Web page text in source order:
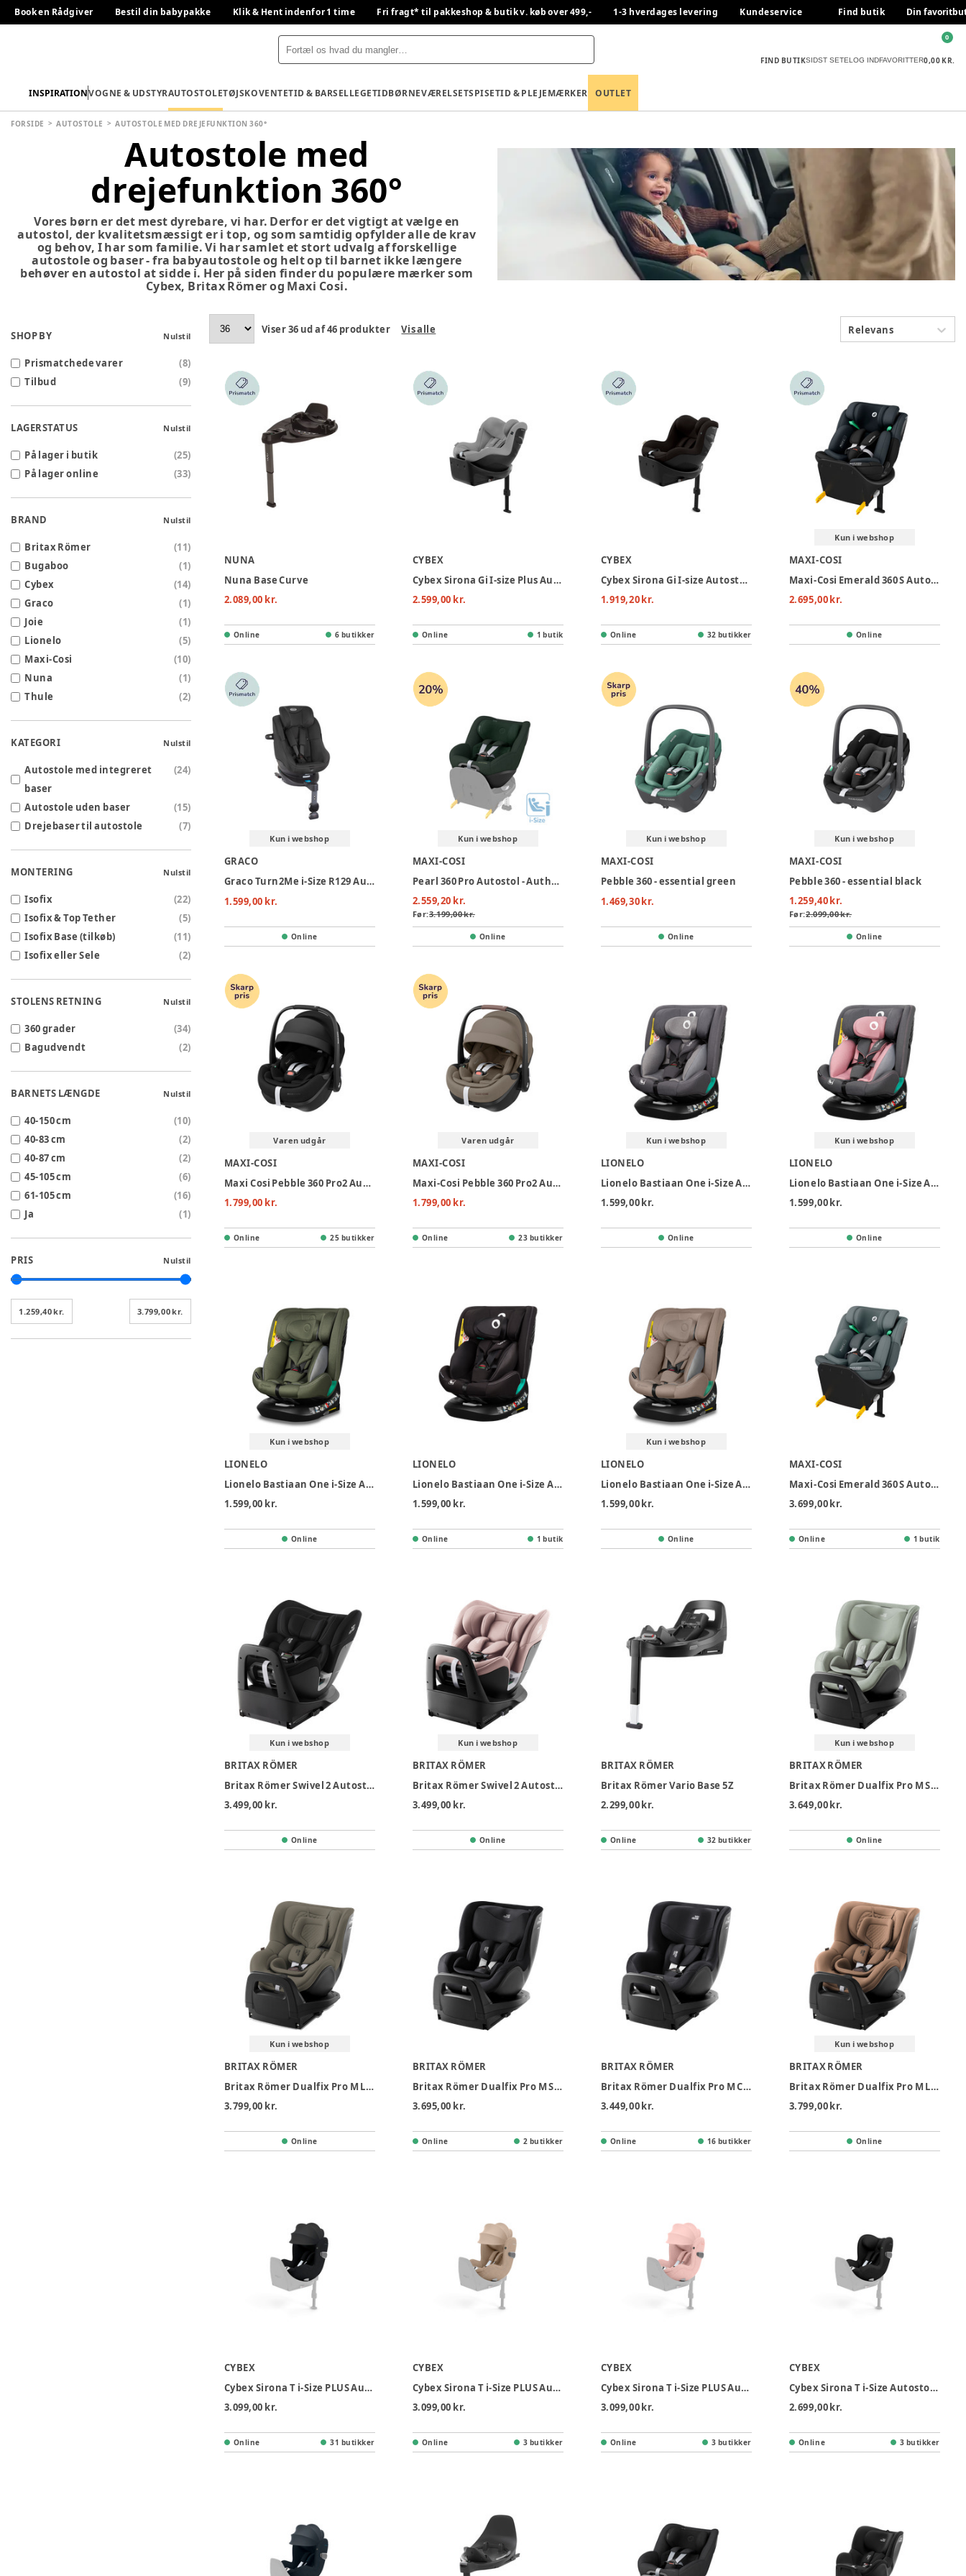
Book en Rådgiver Bestil din babypakke Klik & Hent indenfor 1 time Fri fragt* til pakkeshop & butik v. køb over 499,- 1-3 hverdages levering Kundeservice Find butik Din
FIND BUTIKSIDST SETELOG INDFAVORITTER0,00 KR.
0
INSPIRATIONVOGNE & UDSTYRAUTOSTOLETØJSKOVENTETID & BARSELLEGETIDBØRNEVÆRELSETSPISETID & PLEJEMÆRKER OUTLET
FORSIDE AUTOSTOLE AUTOSTOLE MED DREJEFUNKTION 360°
Autostole med
drejefunktion 360°
Vores børn er det mest dyrebare, vi har. Derfor er det vigtigt at vælge en
autostol, der kvalitetsmæssigt er i top, og som samtidig opfylder alle de krav
og behov, I har som familie. Vi har samlet et stort udvalg af forskellige
autostole og baser - fra babyautostole og helt op til barnet ikke længere
behøver en autostol at sidde i. Her på siden finder du populære mærker som
Cybex, Britax Römer og Maxi Cosi.
SHOP BY Nulstil
Prismatchede varer (8)
Tilbud
(9)
LAGERSTATUS Nulstil
På lager i butik (25)
På lager online
(33)
BRAND Nulstil
Britax Römer (11)
Bugaboo
(1)
Cybex
(14)
Graco
(1)
Joie
(1)
Lionelo
(5)
Maxi-Cosi
(10)
Nuna
(1)
Thule
(2)
KATEGORI Nulstil
Autostole med integreret
baser
(24)
Autostole uden baser (15)
Drejebaser til autostole
(7)
MONTERING Nulstil
Isofix (22)
Isofix & Top Tether
(5)
Isofix Base (tilkøb)
(11)
Isofix eller Sele
(2)
STOLENS RETNING Nulstil
360 grader (34)
Bagudvendt
(2)
BARNETS LÆNGDE Nulstil
40-150 cm (10)
40-83 cm
(2)
40-87 cm
(2)
45-105 cm
(6)
61-105 cm
(16)
Ja
(1)
PRIS Nulstil
1.259,40 kr. 3.799,00 kr.
Viser36 ud af46 produkter Vis alle Relevans
NUNA
Nuna Base Curve
2.089,00 kr.
Online 6 butikker
CYBEX
Cybex Sirona Gi I-size Plus Autostol - Stone Grey
2.599,00 kr.
Online 1 butik
CYBEX
Cybex Sirona Gi I-size Autostol - Magic Black
1.919,20 kr.
Online 32 butikker
Kun i webshop
MAXI-COSI
Maxi-Cosi Emerald 360 S Autostol - Tonal Black
2.695,00 kr.
Online
Kun i webshop
GRACO
Graco Turn2Me i-Size R129 Autostol - Midnight
1.599,00 kr.
Online
Kun i webshop
MAXI-COSI
Pearl 360 Pro Autostol - Authentic Green
2.559,20 kr.
Før:3.199,00 kr.
Online
Kun i webshop
MAXI-COSI
Pebble 360 - essential green
1.469,30 kr.
Online
Kun i webshop
MAXI-COSI
Pebble 360 - essential black
1.259,40 kr.
Før:2.099,00 kr.
Online
Varen udgår
MAXI-COSI
Maxi Cosi Pebble 360 Pro2 Autostol - Twillic Black
1.799,00 kr.
Online 25 butikker
Varen udgår
MAXI-COSI
Maxi-Cosi Pebble 360 Pro2 Autostol - Twillic Truffle
1.799,00 kr.
Online 23 butikker
Kun i webshop
LIONELO
Lionelo Bastiaan One i-Size Autostol - Grey Stone
1.599,00 kr.
Online
Kun i webshop
LIONELO
Lionelo Bastiaan One i-Size Autostol - Pink Rose
1.599,00 kr.
Online
Kun i webshop
LIONELO
Lionelo Bastiaan One i-Size Autostol - Green Olive
1.599,00 kr.
Online
LIONELO
Lionelo Bastiaan One i-Size Autostol - Black Carbon
1.599,00 kr.
Online 1 butik
Kun i webshop
LIONELO
Lionelo Bastiaan One i-Size Autostol - Beige Sand
1.599,00 kr.
Online
MAXI-COSI
Maxi-Cosi Emerald 360 S Autostol - Tonal Graphite
3.699,00 kr.
Online 1 butik
Kun i webshop
BRITAX RÖMER
Britax Römer Swivel 2 Autostol - Space Black
3.499,00 kr.
Online
Kun i webshop
BRITAX RÖMER
Britax Römer Swivel 2 Autostol - Dusty Rose
3.499,00 kr.
Online
BRITAX RÖMER
Britax Römer Vario Base 5Z
2.299,00 kr.
Online 32 butikker
Kun i webshop
BRITAX RÖMER
Britax Römer Dualfix Pro M Style Autostol - Sage Green
3.649,00 kr.
Online
Kun i webshop
BRITAX RÖMER
Britax Römer Dualfix Pro M Lux Autostol - Urban Olive
3.799,00 kr.
Online
BRITAX RÖMER
Britax Römer Dualfix Pro M Style Autostol - Carbon Black
3.695,00 kr.
Online 2 butikker
BRITAX RÖMER
Britax Römer Dualfix Pro M Classic Autostol - Deep Black
3.449,00 kr.
Online 16 butikker
Kun i webshop
BRITAX RÖMER
Britax Römer Dualfix Pro M Lux Autostol - Warm Caramel
3.799,00 kr.
Online
CYBEX
Cybex Sirona T i-Size PLUS Autostol - Sepia Black
3.099,00 kr.
Online 31 butikker
CYBEX
Cybex Sirona T i-Size PLUS Autostol - Cozy Beige
3.099,00 kr.
Online 3 butikker
CYBEX
Cybex Sirona T i-Size PLUS Autostol - Peach Pink
3.099,00 kr.
Online 3 butikker
CYBEX
Cybex Sirona T i-Size Autostol - Sepia black
2.699,00 kr.
Online 3 butikker